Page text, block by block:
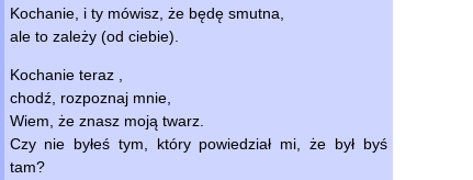
Kochanie, i ty mówisz, że będę smutna,
ale to zależy (od ciebie).
Kochanie teraz ,
chodź, rozpoznaj mnie,
Wiem, że znasz moją twarz.
Czy nie byłeś tym, który powiedział mi, że był byś
tam?